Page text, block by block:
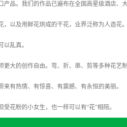
品。我们的作品已遍布在全国高星级酒店、
以及用鲜花烘成的干花，业界泛称为人造花
乱真。
大的创作自由。弯、折、串、剪等多种花艺
有热情、有惊喜、有震撼、有永恒的美丽。
花粉的小女生，也一样可以有“花”相陪。